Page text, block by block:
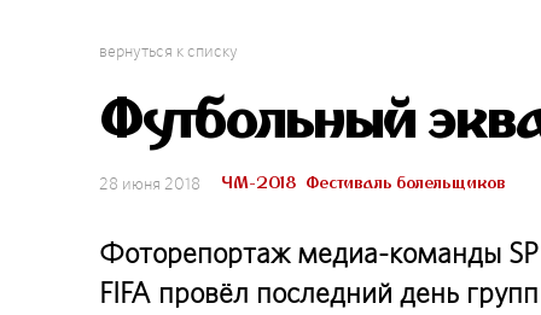
вернуться к списку
Футбольный
28 июня 2018 ЧМ-2018 Фестиваль болельщиков
Фоторепортаж медиа-команды
FIFA провёл последний день